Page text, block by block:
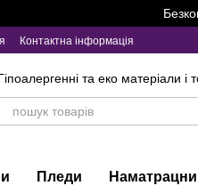
Контактна інформація
та еко матеріали і
Пледи